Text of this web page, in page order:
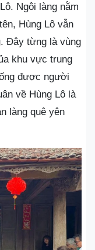
Ngôi làng nằm
Hùng Lô vẫn
Đây từng là vùng
khu vực trung
được người
về Hùng Lô là
làng quê yên